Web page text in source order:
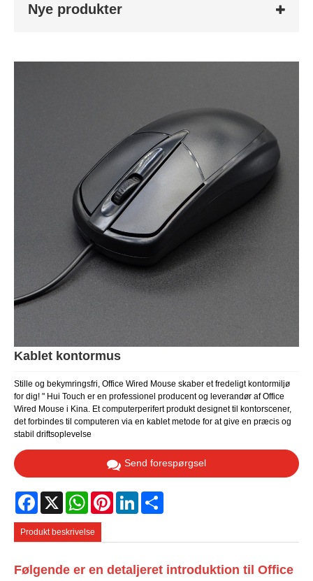
Nye produkter
Kablet kontormus
Stille og bekymringsfri, Office Wired Mouse skaber et fredeligt kontormiljø
for dig! " Hui Touch er en professionel producent og leverandør af Office
Wired Mouse i Kina. Et computerperifert produkt designet til kontorscener,
det forbindes til computeren via en kablet metode for at give en præcis og
stabil driftsoplevelse
Send forespørgsel
Facebook
X WhatsAppPinterestLinkedIn
Produkt beskrivelse
Følgende er en detaljeret introduktion til Office